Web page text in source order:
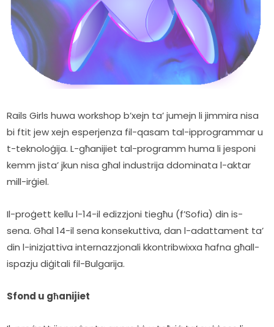
Rails Girls huwa workshop b’xejn ta’ jumejn li jimmira nisa
bi ftit jew xejn esperjenza fil-qasam tal-ipprogrammar u
t-teknoloġija. L-għanijiet tal-programm huma li jesponi
kemm jista’ jkun nisa għal industrija ddominata l-aktar
mill-irġiel.
Il-proġett kellu l-14-il edizzjoni tiegħu (f’Sofia) din is-
sena. Għal 14-il sena konsekuttiva, dan l-adattament ta’
din l-inizjattiva internazzjonali kkontribwixxa ħafna għall-
ispazju diġitali fil-Bulgarija.
Sfond u għanijiet